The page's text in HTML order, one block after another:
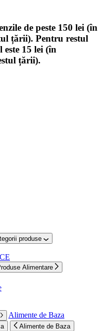
de peste 150 lei (în
țării). Pentru restul
15 lei (în
țării).
produse
Alimentare
Alimente de Baza
Alimente de Baza